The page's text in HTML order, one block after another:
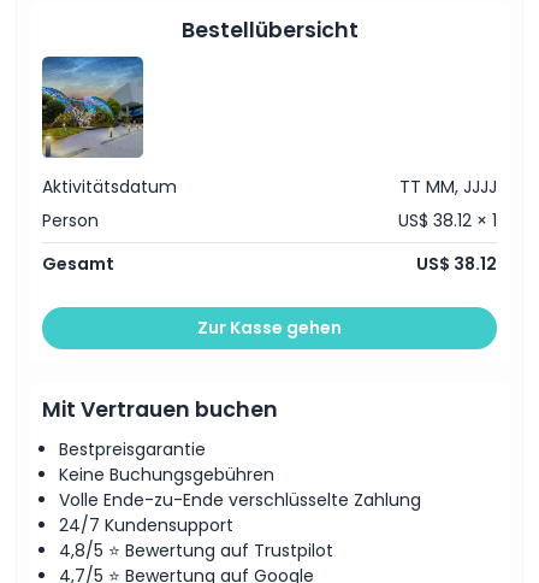
Dinge, die Sie wissen sollten
Ort
Stornierungsbedingungen
Glasbodenboot-TourBestellübersicht
Aktivitätsdatum
TT MM, JJJJ
Person
US$ 38.12 × 1
Gesamt
US$ 38.12
Zur Kasse gehen
Mit Vertrauen buchen
Bestpreisgarantie
Keine Buchungsgebühren
Volle Ende-zu-Ende verschlüsselte Zahlung
24/7 Kundensupport
4,8/5 ⭐ Bewertung auf Trustpilot
4,7/5 ⭐ Bewertung auf Google